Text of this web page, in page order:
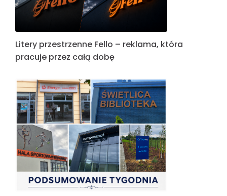
Litery przestrzenne Fello – reklama, która
pracuje przez całą dobę